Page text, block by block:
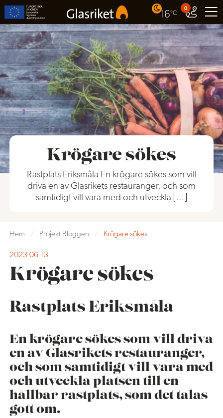
16°C
0
Krögare sökes
Rastplats Eriksmåla En krögare sökes som vill
driva en av Glasrikets restauranger, och som
samtidigt vill vara med och utveckla […]
Hem / Projekt Bloggen / Krögare sökes
2023-06-13
Krögare sökes
Rastplats Eriksmåla
En krögare sökes som vill driva
en av Glasrikets restauranger,
och som samtidigt vill vara med
och utveckla platsen till en
hållbar rastplats, som det talas
gott om.